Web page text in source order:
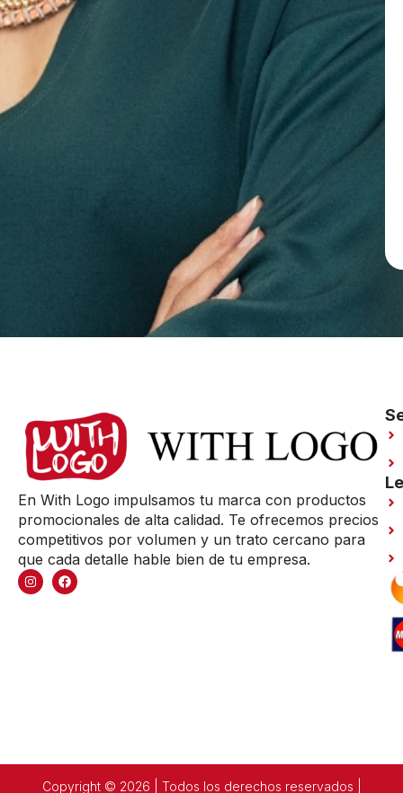
En With Logo impulsamos tu marca con productos
promocionales de alta calidad. Te ofrecemos precios
competitivos por volumen y un trato cercano para
que cada detalle hable bien de tu empresa.
Copyright © 2026 | Todos los derechos reservados |